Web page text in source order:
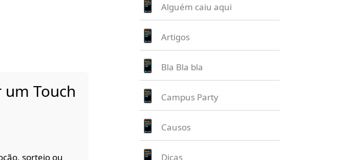
Touch
sorteio ou
Alguém caiu aqui
Artigos
Bla Bla bla
Campus Party
Causos
Dicas